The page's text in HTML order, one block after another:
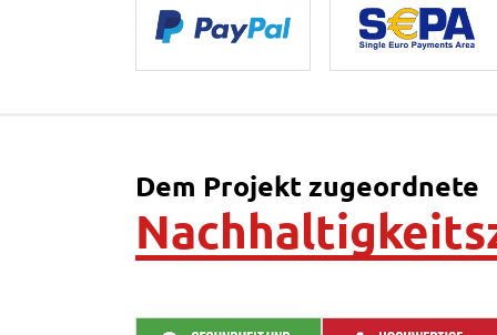
Dem Projekt zugeordnete